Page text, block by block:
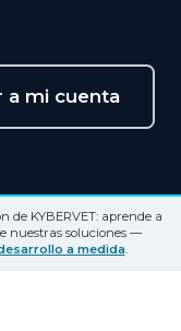
a mi cuenta
de KYBERVET: aprende a
nuestras soluciones —
a medida.